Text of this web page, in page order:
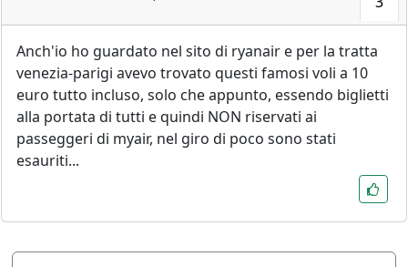
Anch'io ho guardato nel sito di ryanair e per la tratta
venezia-parigi avevo trovato questi famosi voli a 10
euro tutto incluso, solo che appunto, essendo biglietti
alla portata di tutti e quindi NON riservati ai
passeggeri di myair, nel giro di poco sono stati
esauriti...